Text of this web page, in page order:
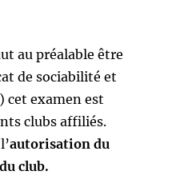
au préalable être
de sociabilité et
cet examen est
clubs affiliés.
autorisation du
club.